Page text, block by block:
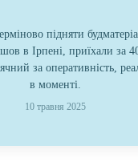
підняти
в Ірпені, приїхали за
за оперативність,
в моменті.
10 травня 2025